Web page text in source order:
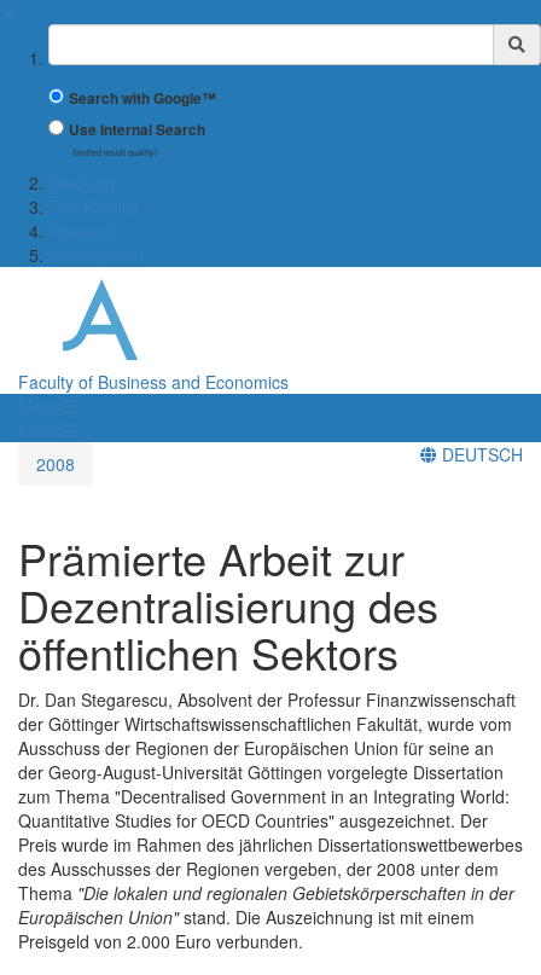
Suchbegriff
Search with Google™
Use Internal Search
(limited result quality)
Faculty of Business and Economics
2008
DEUTSCH
Prämierte Arbeit zur
Dezentralisierung des
öffentlichen Sektors
Dr. Dan Stegarescu, Absolvent der Professur Finanzwissenschaft
der Göttinger Wirtschaftswissenschaftlichen Fakultät, wurde vom
Ausschuss der Regionen der Europäischen Union für seine an
der Georg-August-Universität Göttingen vorgelegte Dissertation
zum Thema "Decentralised Government in an Integrating World:
Quantitative Studies for OECD Countries" ausgezeichnet. Der
Preis wurde im Rahmen des jährlichen Dissertationswettbewerbes
des Ausschusses der Regionen vergeben, der 2008 unter dem
Thema "Die lokalen und regionalen Gebietskörperschaften in der
Europäischen Union"stand. Die Auszeichnung ist mit einem
Preisgeld von 2.000 Euro verbunden.